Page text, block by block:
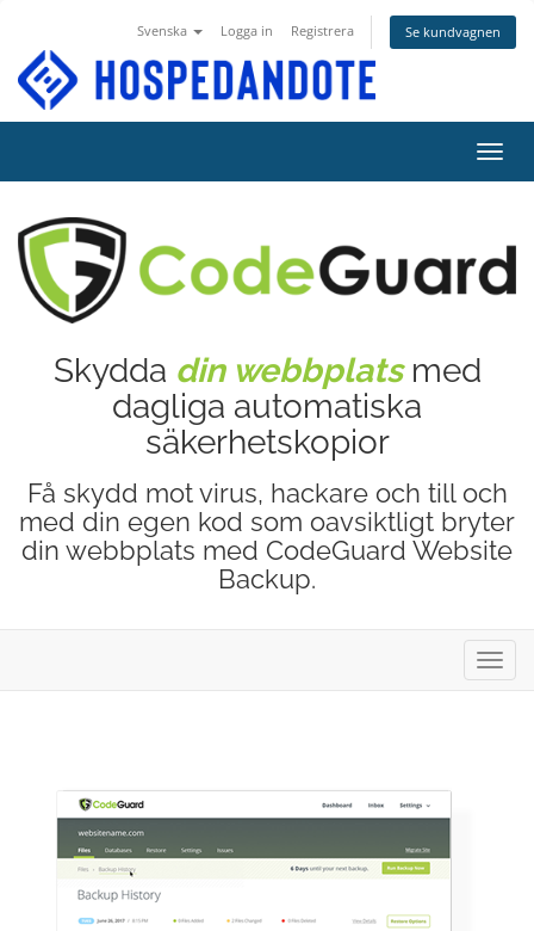
Svenska Logga in Registrera Se kundvagnen
Skydda din webbplatsmed
dagliga automatiska
säkerhetskopior
Få skydd mot virus, hackare och till och
med din egen kod som oavsiktligt bryter
din webbplats med CodeGuard Website
Backup.